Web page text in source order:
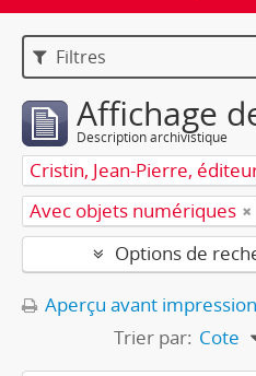
Filtres
Affichage
Description archivistique
Avec objets numériques
Options de
Aperçu avant impression
Trier par: Cote